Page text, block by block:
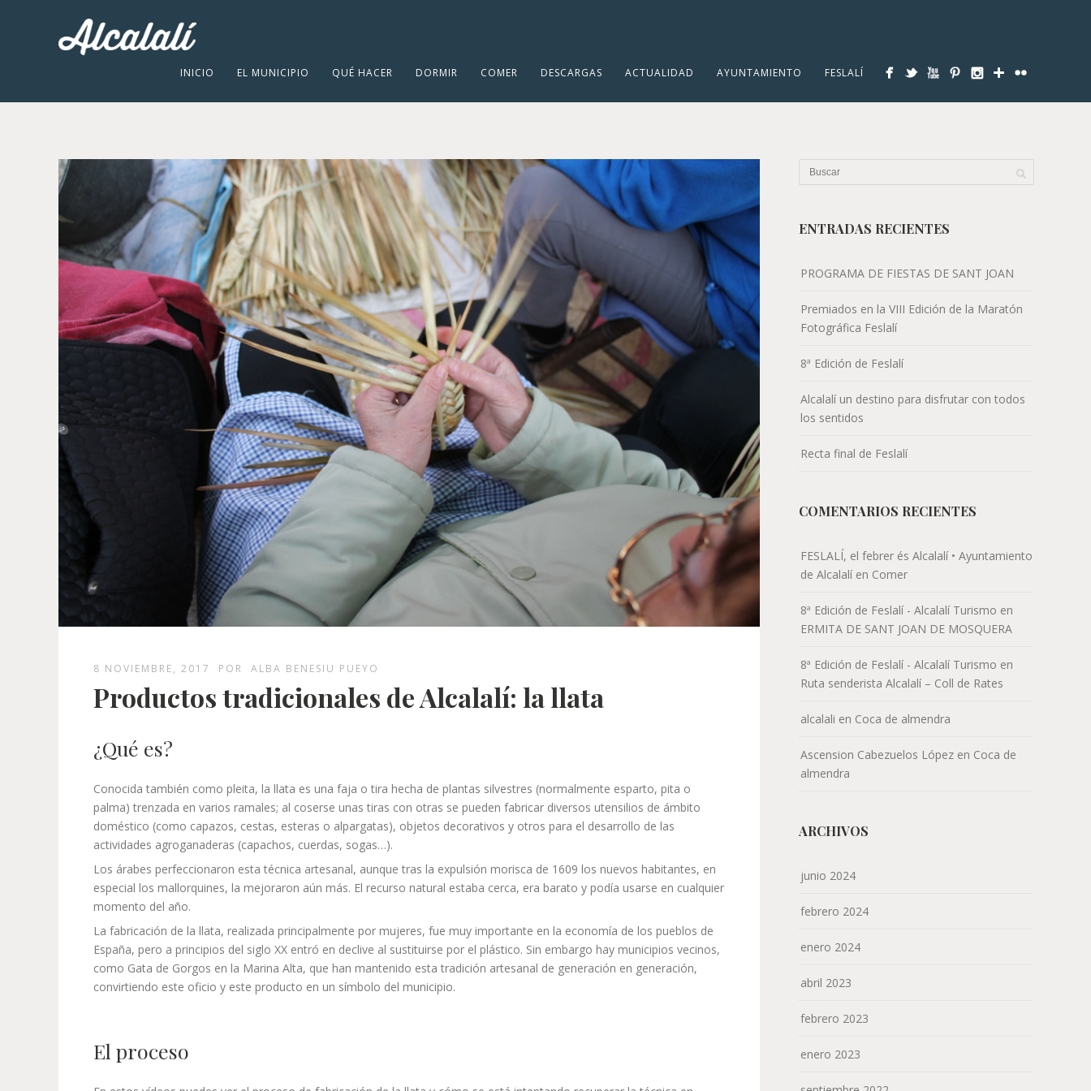
INICIO EL MUNICIPIO QUÉ HACER DORMIR COMER DESCARGAS ACTUALIDAD AYUNTAMIENTO FESLALÍ
8 NOVIEMBRE, 2017 POR ALBA BENESIU PUEYO
Productos tradicionales de Alcalalí: la llata
¿Qué es?
Conocida también como pleita, la llata es una faja o tira hecha de plantas silvestres (normalmente esparto, pita o
palma) trenzada en varios ramales; al coserse unas tiras con otras se pueden fabricar diversos utensilios de ámbito
doméstico (como capazos, cestas, esteras o alpargatas), objetos decorativos y otros para el desarrollo de las
actividades agroganaderas (capachos, cuerdas, sogas…).
Los árabes perfeccionaron esta técnica artesanal, aunque tras la expulsión morisca de 1609 los nuevos habitantes, en
especial los mallorquines, la mejoraron aún más. El recurso natural estaba cerca, era barato y podía usarse en cualquier
momento del año.
La fabricación de la llata, realizada principalmente por mujeres, fue muy importante en la economía de los pueblos de
España, pero a principios del siglo XX entró en declive al sustituirse por el plástico. Sin embargo hay municipios vecinos,
como Gata de Gorgos en la Marina Alta, que han mantenido esta tradición artesanal de generación en generación,
convirtiendo este oficio y este producto en un símbolo del municipio.
El proceso
ENTRADAS RECIENTES
PROGRAMA DE FIESTAS DE SANT JOAN
Premiados en la VIII Edición de la Maratón
Fotográfica Feslalí
8ª Edición de Feslalí
Alcalalí un destino para disfrutar con todos
los sentidos
Recta final de Feslalí
COMENTARIOS RECIENTES
FESLALÍ, el febrer és Alcalalí • Ayuntamiento
de Alcalalí en Comer
8ª Edición de Feslalí - Alcalalí Turismo en
ERMITA DE SANT JOAN DE MOSQUERA
8ª Edición de Feslalí - Alcalalí Turismo en
Ruta senderista Alcalalí – Coll de Rates
alcalali en Coca de almendra
Ascension Cabezuelos López en Coca de
almendra
ARCHIVOS
junio 2024
febrero 2024
enero 2024
abril 2023
febrero 2023
enero 2023